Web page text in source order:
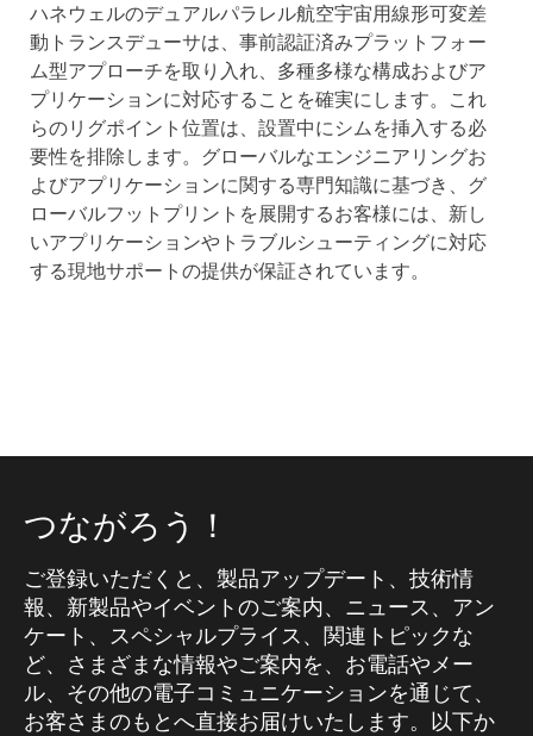
ハネウェルのデュアルパラレル航空宇宙用線形可変差
動トランスデューサは、事前認証済みプラットフォー
ム型アプローチを取り入れ、多種多様な構成およびア
プリケーションに対応することを確実にします。これ
らのリグポイント位置は、設置中にシムを挿入する必
要性を排除します。グローバルなエンジニアリングお
よびアプリケーションに関する専門知識に基づき、グ
ローバルフットプリントを展開するお客様には、新し
いアプリケーションやトラブルシューティングに対応
する現地サポートの提供が保証されています。
つながろう！
ご登録いただくと、製品アップデート、技術情
報、新製品やイベントのご案内、ニュース、アン
ケート、スペシャルプライス、関連トピックな
ど、さまざまな情報やご案内を、お電話やメー
ル、その他の電子コミュニケーションを通じて、
お客さまのもとへ直接お届けいたします。以下か